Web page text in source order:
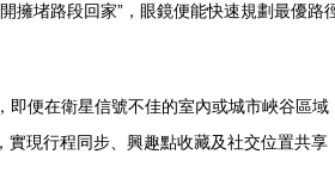
堵路段回家”，眼鏡便能快速規劃最優路
便在衛星信號不佳的室內或城市峽谷區
現行程同步、興趣點收藏及社交位置共享